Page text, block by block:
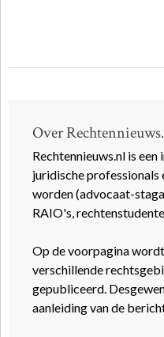
Over
Rechtennieuws.nl is
juridische professionals
worden (advocaat-
RAIO's,
Op de voorpagina
verschillende
gepubliceerd.
aanleiding van de